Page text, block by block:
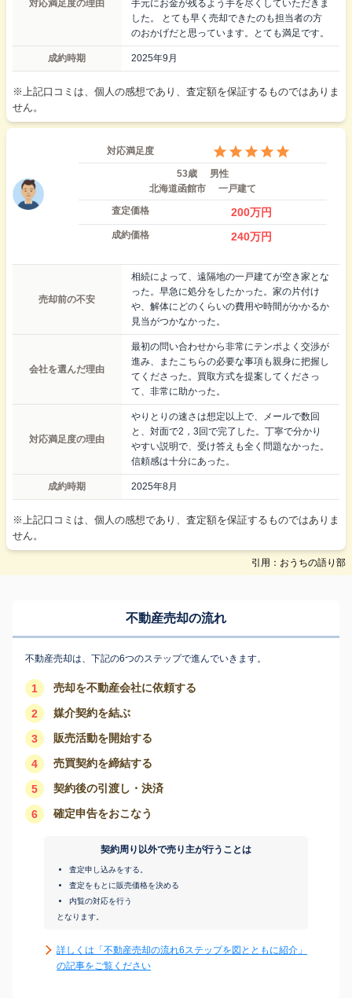
対応満足度の理由
手元にお金が残るよう手を尽くしていただきま
した。 とても早く売却できたのも担当者の方
のおかげだと思っています。とても満足です。
成約時期 2025年9月
※上記口コミは、個人の感想であり、査定額を保証するものではありま
せん。
対応満足度
53歳
男性
北海道函館市
一戸建て
査定価格
200万円
成約価格 240万円
売却前の不安
相続によって、遠隔地の一戸建てが空き家とな
った。早急に処分をしたかった。家の片付け
や、解体にどのくらいの費用や時間がかかるか
見当がつかなかった。
会社を選んだ理由
最初の問い合わせから非常にテンポよく交渉が
進み、またこちらの必要な事項も親身に把握し
てくださった。買取方式を提案してくださっ
て、非常に助かった。
対応満足度の理由
やりとりの速さは想定以上で、メールで数回
と、対面で2，3回で完了した。丁寧で分かり
やすい説明で、受け答えも全く問題なかった。
信頼感は十分にあった。
成約時期 2025年8月
※上記口コミは、個人の感想であり、査定額を保証するものではありま
せん。
引用：おうちの語り部
不動産売却の流れ
不動産売却は、下記の6つのステップで進んでいきます。
1 売却を不動産会社に依頼する
2 媒介契約を結ぶ
3 販売活動を開始する
4 売買契約を締結する
5 契約後の引渡し・決済
6 確定申告をおこなう
契約周り以外で売り主が行うことは
査定申し込みをする。
査定をもとに販売価格を決める
内覧の対応を行う
となります。
詳しくは「不動産売却の流れ6ステップを図とともに紹介」
の記事をご覧ください